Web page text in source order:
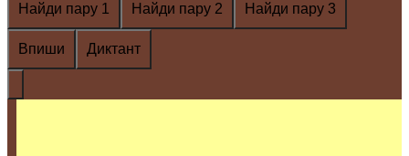
Найди пару 1
Найди пару 2 Найди пару 3
Впиши Диктант